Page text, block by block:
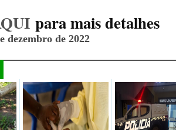
para mais detalhes
dezembro de 2022